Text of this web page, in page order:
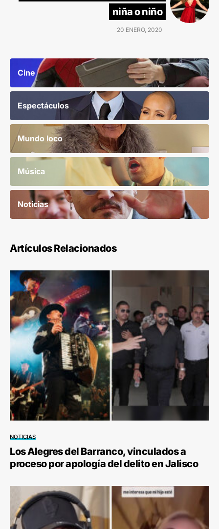
niña o niño
20 ENERO, 2020
Cine
Espectáculos
Mundo loco
Música
Noticias
Artículos Relacionados
NOTICIAS
Los Alegres del Barranco, vinculados a
proceso por apología del delito en Jalisco